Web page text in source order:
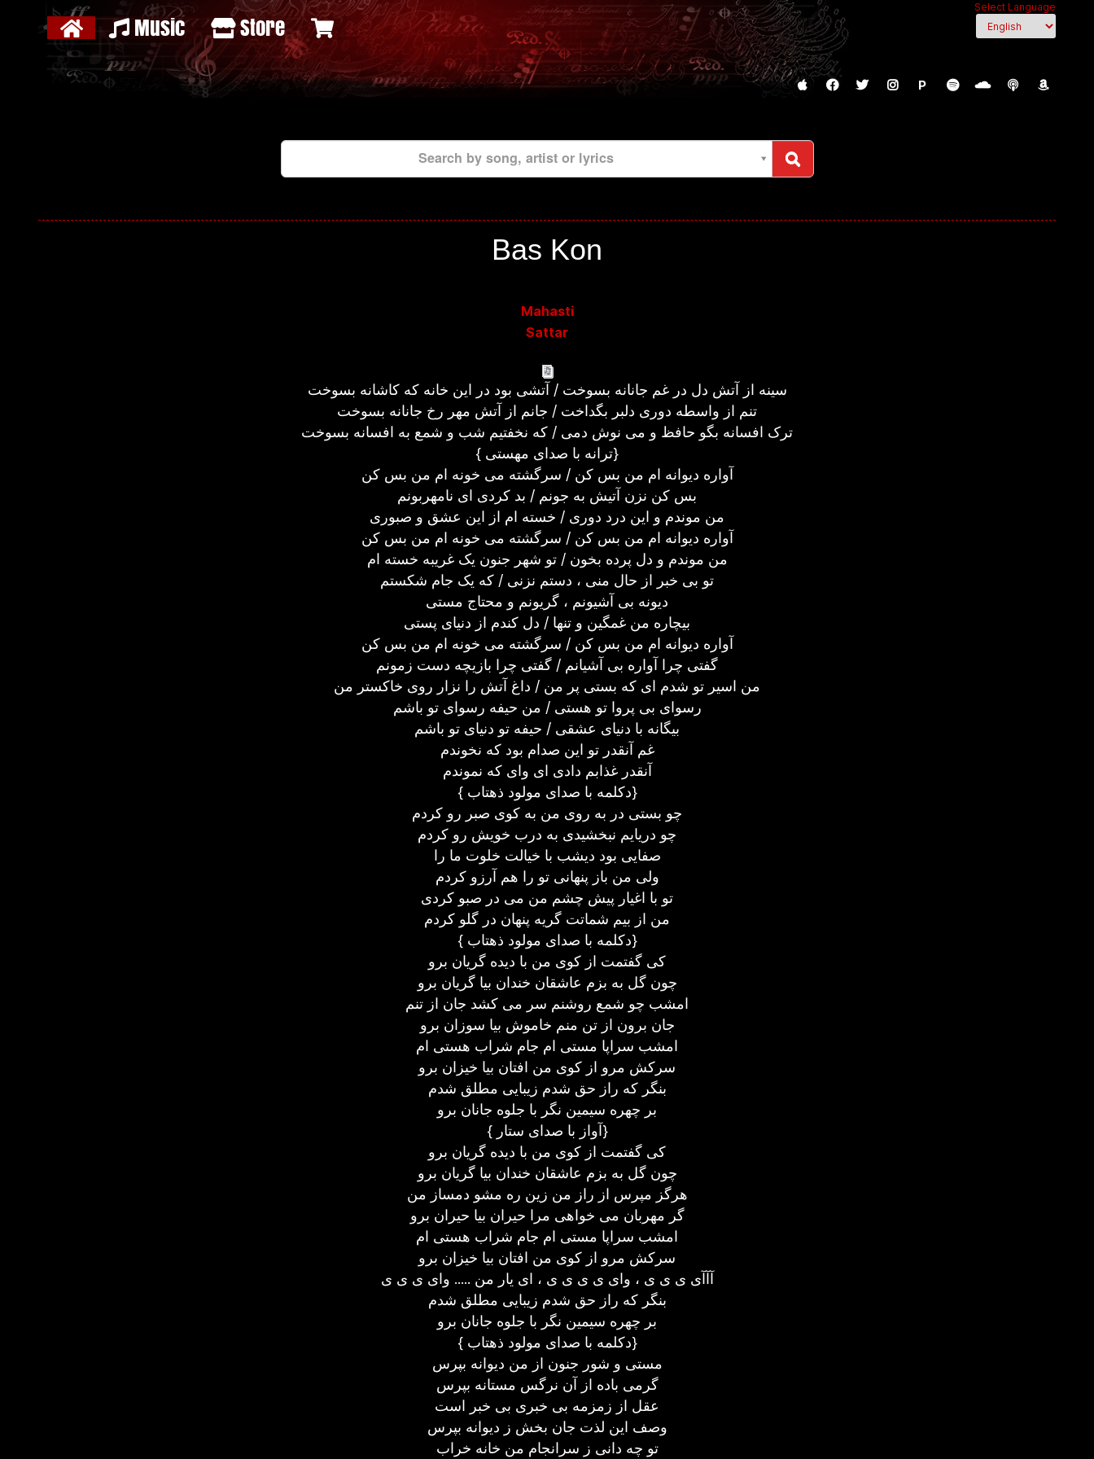
Select Language
Music Store
P
Search by song, artist or lyrics
Bas Kon
Mahasti
Sattar
سینه از آتش دل در غم جانانه بسوخت / آتشی بود در این خانه که کاشانه بسوخت
تنم از واسطه دوری دلبر بگداخت / جانم از آتش مهر رخ جانانه بسوخت
ترک افسانه بگو حافظ و می نوش دمی / که نخفتیم شب و شمع به افسانه بسوخت
{ ترانه با صدای مهستی}
آواره دیوانه ام من بس کن / سرگشته می خونه ام من بس کن
بس کن نزن آتیش به جونم / بد کردی ای نامهربونم
من موندم و این درد دوری / خسته ام از این عشق و صبوری
آواره دیوانه ام من بس کن / سرگشته می خونه ام من بس کن
من موندم و دل پرده بخون / تو شهر جنون یک غریبه خسته ام
تو بی خبر از حال منی ، دستم نزنی / که یک جام شکستم
دیونه بی آشیونم ، گریونم و محتاج مستی
بیچاره من غمگین و تنها / دل کندم از دنیای پستی
آواره دیوانه ام من بس کن / سرگشته می خونه ام من بس کن
گفتی چرا آواره بی آشیانم / گفتی چرا بازیچه دست زمونم
من اسیر تو شدم ای که بستی پر من / داغ آتش را نزار روی خاکستر من
رسوای بی پروا تو هستی / من حیفه رسوای تو باشم
بیگانه با دنیای عشقی / حیفه تو دنیای تو باشم
غم آنقدر تو این صدام بود که نخوندم
آنقدر غذابم دادی ای وای که نموندم
{ دکلمه با صدای مولود ذهتاب}
چو بستی در به روی من به کوی صبر رو کردم
چو دریایم نبخشیدی به درب خویش رو کردم
صفایی بود دیشب با خیالت خلوت ما را
ولی من باز پنهانی تو را هم آرزو کردم
تو با اغیار پیش چشم من می در صبو کردی
من از بیم شماتت گریه پنهان در گلو کردم
{ دکلمه با صدای مولود ذهتاب}
کی گفتمت از کوی من با دیده گریان برو
چون گل به بزم عاشقان خندان بیا گریان برو
امشب چو شمع روشنم سر می کشد جان از تنم
جان برون از تن منم خاموش بیا سوزان برو
امشب سراپا مستی ام جام شراب هستی ام
سرکش مرو از کوی من افتان بیا خیزان برو
بنگر که راز حق شدم زیبایی مطلق شدم
بر چهره سیمین نگر با جلوه جانان برو
{ آواز با صدای ستار}
کی گفتمت از کوی من با دیده گریان برو
چون گل به بزم عاشقان خندان بیا گریان برو
هرگز مپرس از راز من زین ره مشو دمساز من
گر مهربان می خواهی مرا حیران بیا حیران برو
امشب سراپا مستی ام جام شراب هستی ام
سرکش مرو از کوی من افتان بیا خیزان برو
آآآی ی ی ی ، وای ی ی ی ی ، ای یار من ..... وای ی ی ی
بنگر که راز حق شدم زیبایی مطلق شدم
بر چهره سیمین نگر با جلوه جانان برو
{ دکلمه با صدای مولود ذهتاب}
مستی و شور جنون از من دیوانه بپرس
گرمی باده از آن نرگس مستانه بپرس
عقل از زمزمه بی خبری بی خبر است
وصف این لذت جان بخش ز دیوانه بپرس
تو چه دانی ز سرانجام من خانه خراب